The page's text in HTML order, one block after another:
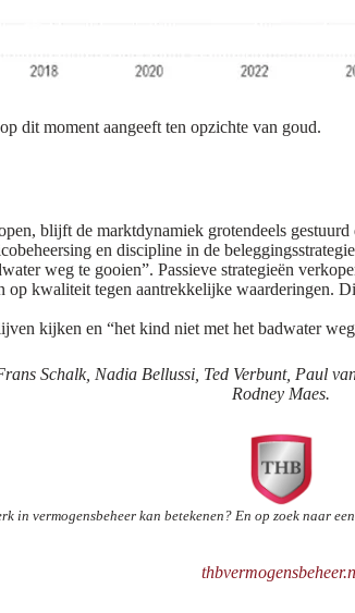
dit moment aangeeft ten opzichte van goud.
blijft de marktdynamiek grotendeels
en discipline in de
weg te gooien”. Passieve strategieën
kwaliteit tegen aantrekkelijke waarderingen.
kijken en “het kind niet met het badwater
Schalk, Nadia Bellussi, Ted Verbunt, Paul
Rodney Maes.
in vermogensbeheer kan betekenen? En op zoek